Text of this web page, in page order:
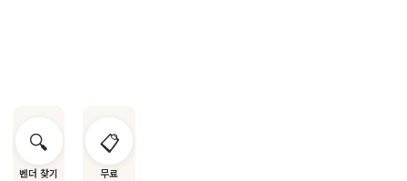
야외 웨딩
호텔 웨딩
🔍
벤더 찾기
📋
무료